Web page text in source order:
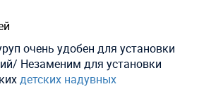
очень удобен для установки
Незаменим для установки
детских надувных